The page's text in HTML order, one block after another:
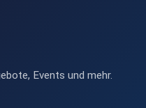
Events und mehr.